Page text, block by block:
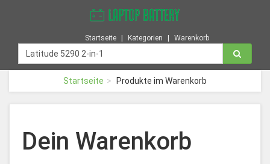
Startseite Kategorien Warenkorb
Startseite Produkte im Warenkorb
Dein Warenkorb